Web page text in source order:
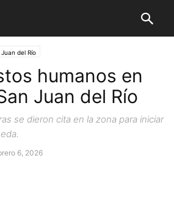
Juan del Río
humanos en
Juan del Río
se dieron cita en la zona para iniciar
6, 2026